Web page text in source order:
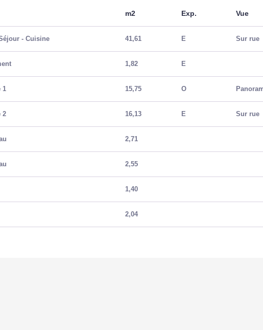
m2 Exp. Vue
- Cuisine 41,61 E Sur rue
1,82 E
1 15,75 O
2 16,13 E Sur rue
2,71
2,55
1,40
2,04